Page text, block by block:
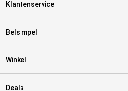
Klantenservice
Belsimpel
Winkel
Deals